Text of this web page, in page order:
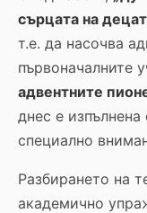
сърцата на
т.е. да насочва
първоначалните
адвентните
днес е
специално
Разбирането на
академично